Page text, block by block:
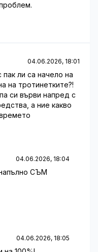
04.06.2026, 18:01
ли са начело на
на тротинетките?!
си върви напред с
а ние какво
04.06.2026, 18:04
СЪМ
04.06.2026, 18:05